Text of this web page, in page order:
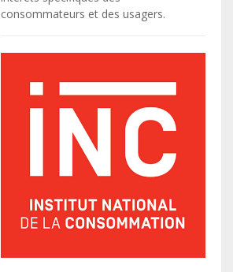
consommateurs et des usagers.